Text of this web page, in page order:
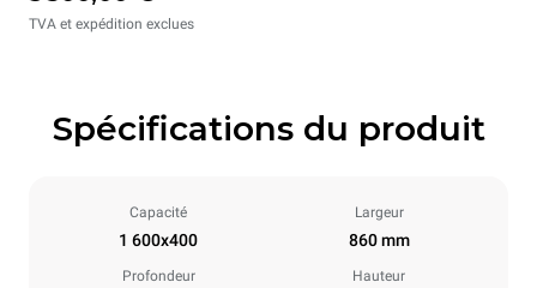
TVA et expédition exclues
Spécifications du produit
Capacité
1 600x400
Largeur
860 mm
Profondeur Hauteur